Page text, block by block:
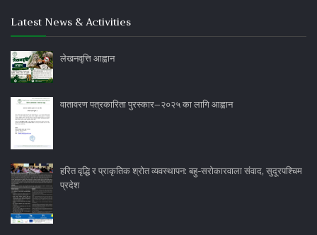
Latest News & Activities
लेखनवृत्ति आह्वान
वातावरण पत्रकारिता पुरस्कार–२०२५ का लागि आह्वान
हरित वृद्धि र प्राकृतिक श्रोत व्यवस्थापन: बहु-सरोकारवाला संवाद, सुदूरपश्चिम
प्रदेश